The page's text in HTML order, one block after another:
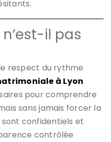
n’est-il pas
respect du rythme
à Lyon
pour comprendre
sans jamais forcer la
confidentiels et
contrôlée